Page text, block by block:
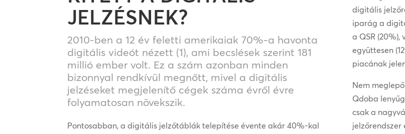
JELZÉSNEK?
2010-ben a 12 év feletti amerikaiak 70%-a havonta
digitális videót nézett (1), ami becslések szerint 181
millió ember volt. Ez a szám azonban minden
bizonnyal rendkívül megnőtt, mivel a digitális
jelzéseket megjelenítő cégek száma évről évre
folyamatosan növekszik.
Pontosabban, a digitális jelzőtáblák telepítése évente akár 40%-kal
digitális
iparág a
a QSR
együttesen
piacának
Nem
Qdoba
csak a